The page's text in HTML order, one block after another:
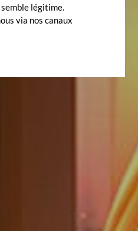
légitime.
via nos canaux